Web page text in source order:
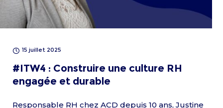
15 juillet 2025
#ITW4 : Construire une culture RH
engagée et durable
Responsable RH chez ACD depuis 10 ans, Justine